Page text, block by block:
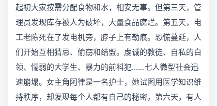
起初大家按需分配食物和水，相安无事。但第三天，管
理员发现库存被人为破坏，大量食品腐烂。第五天，电
工老陈死在了发电机旁，脖子上有勒痕。恐慌蔓延，人
们开始互相猜忌、偷窃和结盟。虔诚的教徒、自私的白
领、懦弱的大学生、暴力的前科犯……七人微型社会迅
速崩塌。女主角阿律是一名护士，她试图用医学知识维
持秩序，却发现每个人都有自己的秘密。第六天，有人